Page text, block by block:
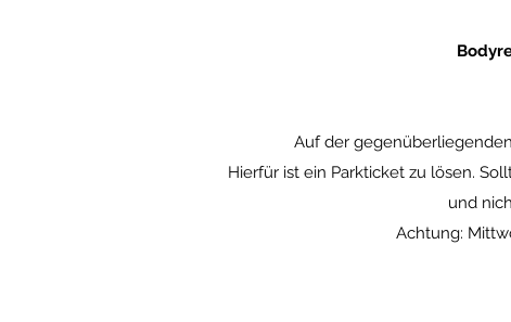
Auf der
Hierfür ist ein Parkticket zu lösen.
und
Achtung: